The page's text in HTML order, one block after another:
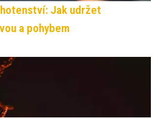
Jak udržet
a pohybem